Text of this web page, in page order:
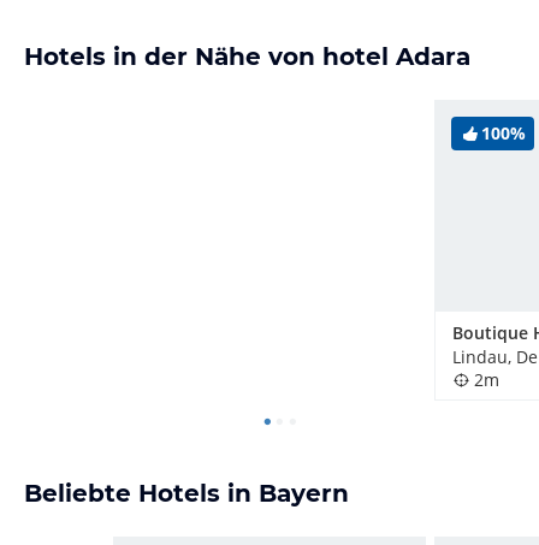
Hotels in der Nähe von hotel Adara
100%
Lindau,
2m
Beliebte Hotels in Bayern